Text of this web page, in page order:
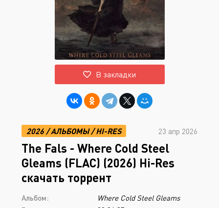
Запомнить
ВОЙТИ НА САЙТ
Восстановить пароль
Или войти через
В закладки
2026 /АЛЬБОМЫ/HI-RES 23 апр 2026
The Fals - Where Cold Steel
Gleams (FLAC) (2026) Hi-Res
скачать торрент
Альбом:
Where Cold Steel Gleams